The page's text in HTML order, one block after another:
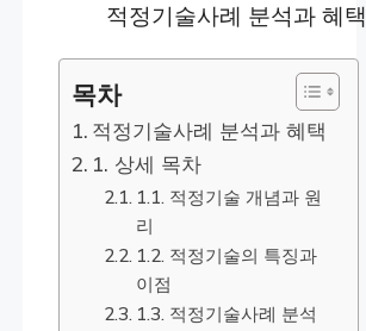
적정기술사례 분석과 혜택
목차
적정기술사례 분석과 혜택
1. 상세 목차
1.1. 적정기술 개념과 원
리
1.2. 적정기술의 특징과
이점
1.3. 적정기술사례 분석